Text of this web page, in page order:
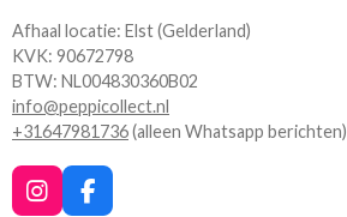
Afhaal locatie: Elst (Gelderland)
KVK: 90672798
BTW: NL004830360B02
info@peppicollect.nl
+31647981736(alleen Whatsapp berichten)
I
F